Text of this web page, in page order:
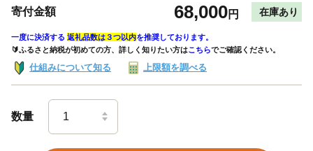
寄付金額 68,000円 在庫あり
一度に決済する 返礼品数は３つ以内を推奨しております。
🔰ふるさと納税が初めての方、詳しく知りたい方はこちらでご確認ください。
仕組みについて知る 上限額を調べる
数量